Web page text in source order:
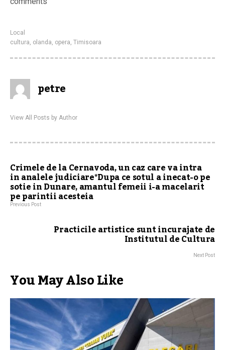
Local
cultura, olanda, opera, Timisoara
petre
View All Posts by Author
Crimele de la Cernavoda, un caz care va intra
in analele judiciare*Dupa ce sotul a inecat-o pe
sotie in Dunare, amantul femeii i-a macelarit
pe parintii acesteia
Previous Post
Practicile artistice sunt incurajate de
Institutul de Cultura
Next Post
You May Also Like